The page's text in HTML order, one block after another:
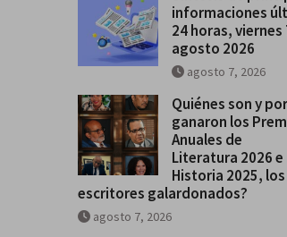
Historia
informaciones
24 horas, viernes
agosto 2026
agosto 7, 2026
Quiénes son y
ganaron los
Anuales de
Literatura 2026 e
Historia 2025, los
escritores galardonados?
agosto 7, 2026